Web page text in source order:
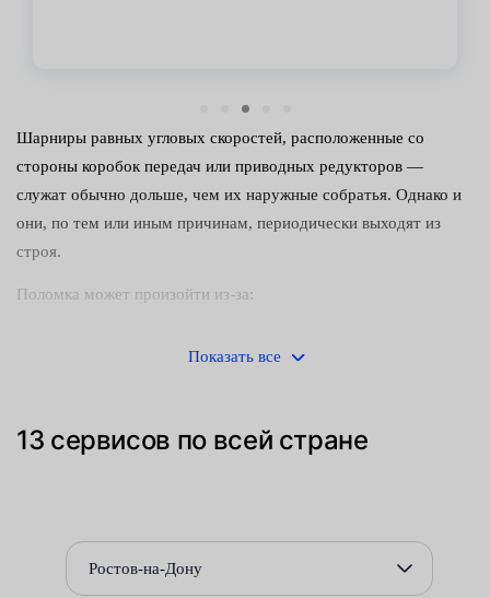
Шарниры равных угловых скоростей, расположенные со
стороны коробок передач или приводных редукторов —
служат обычно дольше, чем их наружные собратья. Однако и
они, по тем или иным причинам, периодически выходят из
строя.
Поломка может произойти из-за:
происходит при повреждении пыльников;
компонентов шарнира;
производителя смазочных материалов.
Для замены внутреннего ШРУСа приходится полностью
Показать все
13 сервисов по всей стране
Ростов-на-Дону